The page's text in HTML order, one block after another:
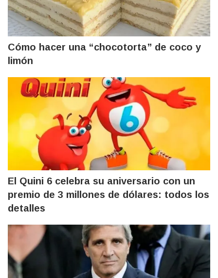
Cómo hacer una “chocotorta” de coco y
limón
El Quini 6 celebra su aniversario con un
premio de 3 millones de dólares: todos los
detalles